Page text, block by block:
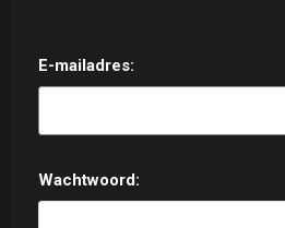
E-mailadres:
Wachtwoord: